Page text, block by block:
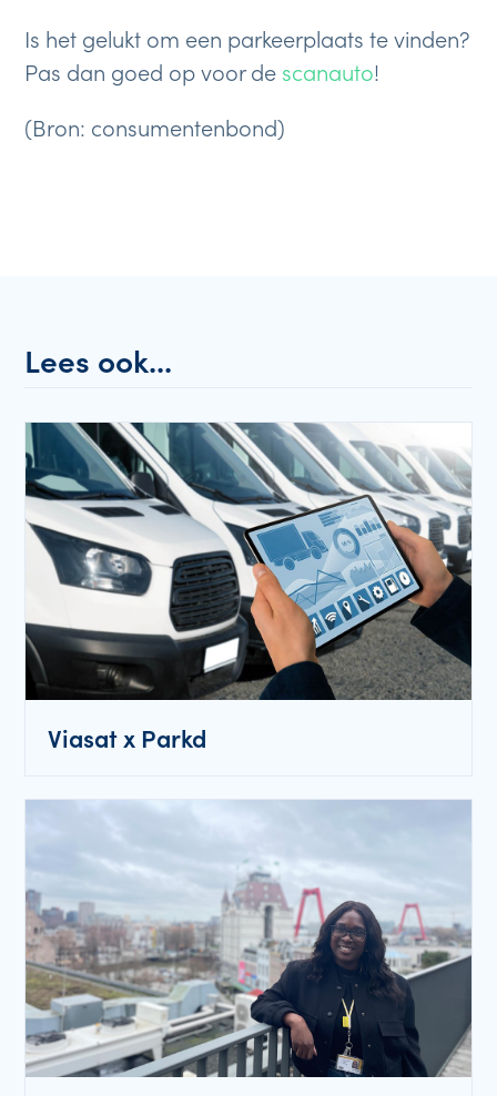
Is het gelukt om een parkeerplaats te vinden?
Pas dan goed op voor de scanauto!
(Bron: consumentenbond)
Lees ook...
Viasat x Parkd